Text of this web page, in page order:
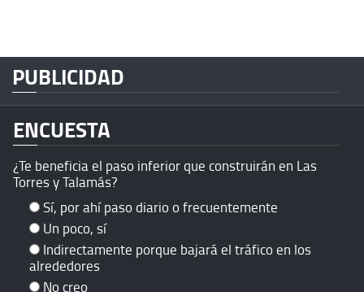
PUBLICIDAD
ENCUESTA
¿Te beneficia el paso inferior que construirán en Las
Torres y Talamás?
Sí, por ahí paso diario o frecuentemente
Un poco, sí
Indirectamente porque bajará el tráfico en los
alrededores
No creo